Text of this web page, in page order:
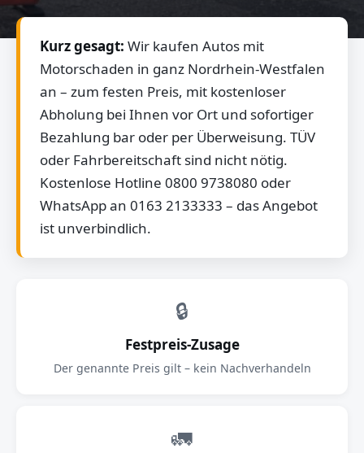
Kurz gesagt: Wir kaufen Autos mit
Motorschaden in ganz Nordrhein-Westfalen
an – zum festen Preis, mit kostenloser
Abholung bei Ihnen vor Ort und sofortiger
Bezahlung bar oder per Überweisung. TÜV
oder Fahrbereitschaft sind nicht nötig.
Kostenlose Hotline 0800 9738080 oder
WhatsApp an 0163 2133333 – das Angebot
ist unverbindlich.
🔒
Festpreis-Zusage
Der genannte Preis gilt – kein Nachverhandeln
🚛